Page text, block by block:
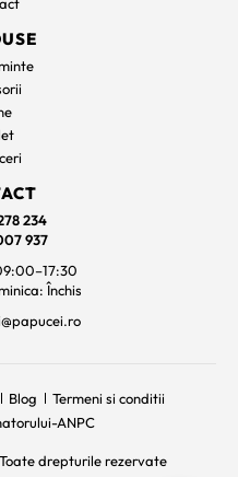
234
937
Închis
Blog
Termeni si conditii
ANPC
drepturile rezervate